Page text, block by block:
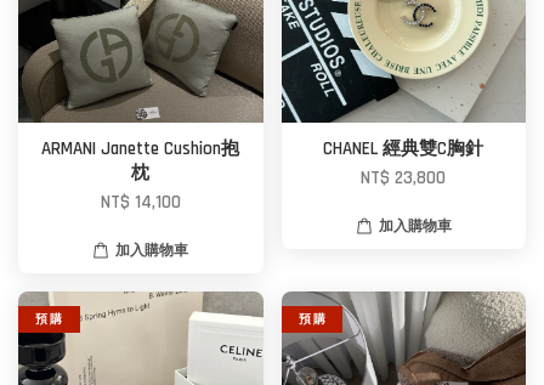
ARMANI Janette Cushion抱
枕
NT$ 14,100
加入購物車
CHANEL 經典雙C胸針
NT$ 23,800
加入購物車
預 購 預 購